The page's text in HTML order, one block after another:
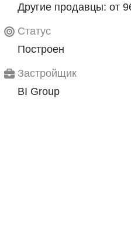
Другие продавцы: от
Статус
Построен
Застройщик
BI Group